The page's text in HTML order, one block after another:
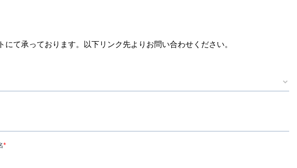
トにて​承っております。​以下リンク先より​お問い​合わせください。